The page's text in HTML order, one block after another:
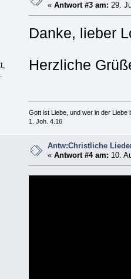
«Antwort #3 am: 29.
Danke, lieber
Herzliche
Gott ist Liebe, und wer in der Liebe
1. Joh. 4.16
Antw:Christliche
«Antwort #4 am: 10.